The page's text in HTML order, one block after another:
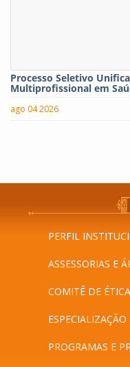
Processo Seletivo
Multiprofissional em
ago 04 2026
PERFIL
ASSESSORIAS E
COMITÊ DE
ESPECIALIZAÇÃO
PROGRAMAS E